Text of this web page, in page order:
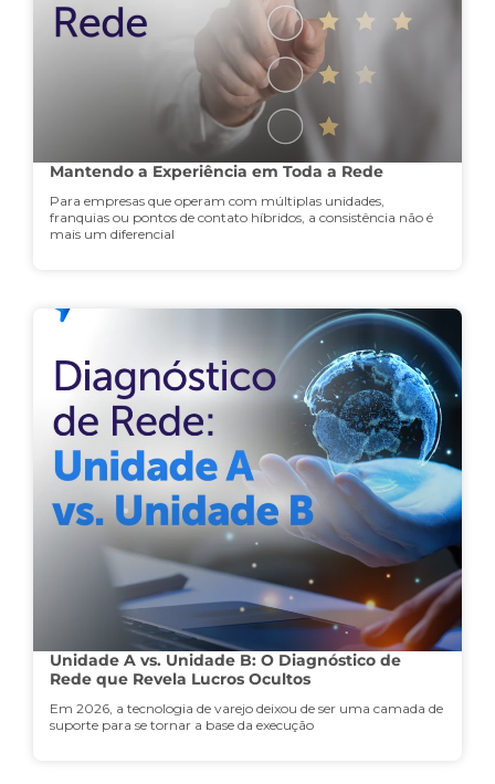
Mantendo a Experiência em Toda a Rede
Para empresas que operam com múltiplas unidades,
franquias ou pontos de contato híbridos, a consistência não é
mais um diferencial
Unidade A vs. Unidade B: O Diagnóstico de
Rede que Revela Lucros Ocultos
Em 2026, a tecnologia de varejo deixou de ser uma camada de
suporte para se tornar a base da execução